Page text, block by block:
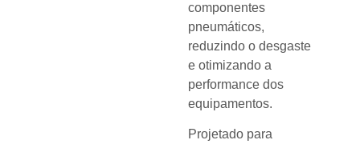
componentes
pneumáticos,
reduzindo o desgaste
e otimizando a
performance dos
equipamentos.
Projetado para